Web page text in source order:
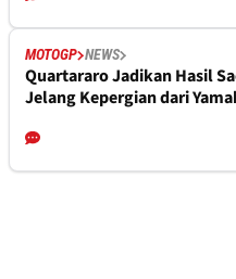
MOTOGP NEWS
Quartararo Jadikan Hasil
Jelang Kepergian dari